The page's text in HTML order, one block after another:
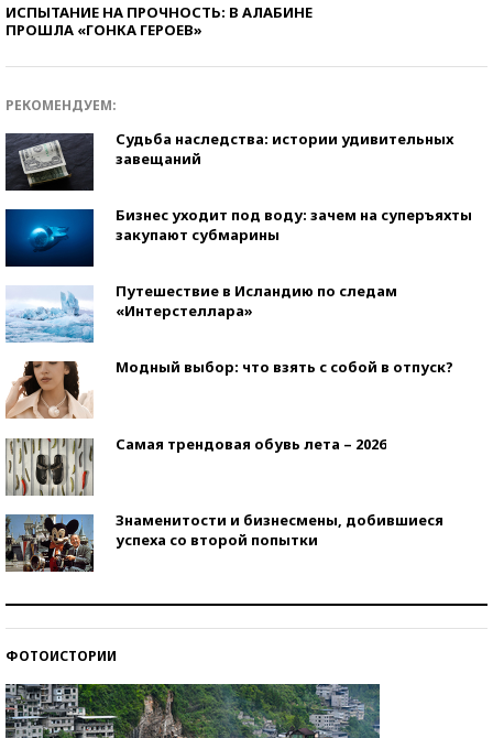
ИСПЫТАНИЕ НА ПРОЧНОСТЬ: В АЛАБИНЕ
ПРОШЛА «ГОНКА ГЕРОЕВ»
РЕКОМЕНДУЕМ:
Судьба наследства: истории удивительных
завещаний
Бизнес уходит под воду: зачем на суперъяхты
закупают субмарины
Путешествие в Исландию по следам
«Интерстеллара»
Модный выбор: что взять с собой в отпуск?
Самая трендовая обувь лета – 2026
Знаменитости и бизнесмены, добившиеся
успеха со второй попытки
ФОТОИСТОРИИ